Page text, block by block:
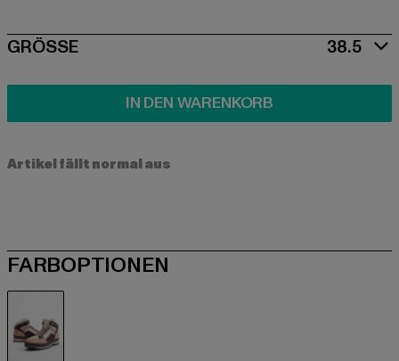
SIZE
GRÖSSE 38.5
IN DEN WARENKORB
Artikel fällt normal aus
FARBOPTIONEN